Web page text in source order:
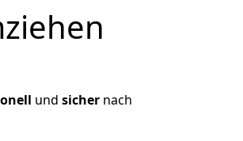
und sichernach